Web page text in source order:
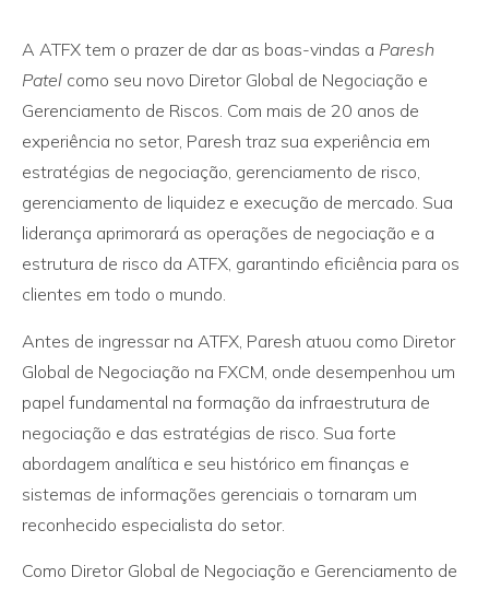
A ATFX tem o prazer de dar as boas-vindas a Paresh
Patel como seu novo Diretor Global de Negociação e
Gerenciamento de Riscos. Com mais de 20 anos de
experiência no setor, Paresh traz sua experiência em
estratégias de negociação, gerenciamento de risco,
gerenciamento de liquidez e execução de mercado. Sua
liderança aprimorará as operações de negociação e a
estrutura de risco da ATFX, garantindo eficiência para os
clientes em todo o mundo.
Antes de ingressar na ATFX, Paresh atuou como Diretor
Global de Negociação na FXCM, onde desempenhou um
papel fundamental na formação da infraestrutura de
negociação e das estratégias de risco. Sua forte
abordagem analítica e seu histórico em finanças e
sistemas de informações gerenciais o tornaram um
reconhecido especialista do setor.
Como Diretor Global de Negociação e Gerenciamento de